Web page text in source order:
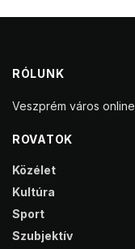
RÓLUNK
Veszprém város
ROVATOK
Közélet
Kultúra
Sport
Szubjektív